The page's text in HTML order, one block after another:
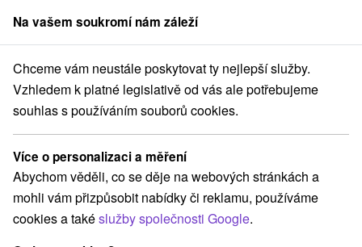
člen skupinySorger
Absolutní relaxace s neomezeným vstupem do bazénu a
Absolutní relaxace s neomezeným
vstupem do bazénu a procedurami
Platnost pobytu vypršela! Vyberte si níže z aktuálních nabídek.
Hotel Flóra★★Dudince Dudince
Na vašem soukromí nám záleží
Chceme vám neustále poskytovat ty nejlepší služby.
Vzhledem k platné legislativě od vás ale potřebujeme
souhlas s používáním souborů cookies.
Více o personalizaci a měření
Abychom věděli, co se děje na webových stránkách a
mohli vám přizpůsobit nabídky či reklamu, používáme
cookies a takéslužby společnosti Google.